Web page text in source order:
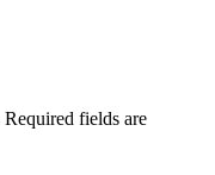
Required fields are